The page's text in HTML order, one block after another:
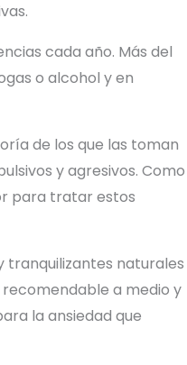
cada año. Más del
o alcohol y en
de los que las toman
y agresivos. Como
para tratar estos
tranquilizantes naturales
recomendable a medio y
la ansiedad que